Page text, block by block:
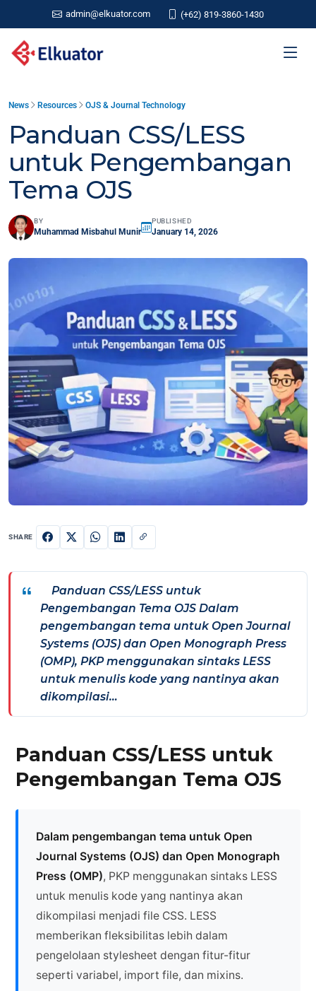
admin@elkuator.com (+62) 819-3860-1430
News Resources OJS & Journal Technology
Panduan CSS/LESS
untuk Pengembangan
Tema OJS
BY
Muhammad Misbahul Munir
PUBLISHED
January 14, 2026
SHARE
Panduan CSS/LESS untuk
Pengembangan Tema OJS Dalam
pengembangan tema untuk Open Journal
Systems (OJS) dan Open Monograph Press
(OMP), PKP menggunakan sintaks LESS
untuk menulis kode yang nantinya akan
dikompilasi…
Panduan CSS/LESS untuk
Pengembangan Tema OJS
Dalam pengembangan tema untuk Open
Journal Systems (OJS) dan Open Monograph
Press (OMP), PKP menggunakan sintaks LESS
untuk menulis kode yang nantinya akan
dikompilasi menjadi file CSS. LESS
memberikan fleksibilitas lebih dalam
pengelolaan stylesheet dengan fitur-fitur
seperti variabel, import file, dan mixins.